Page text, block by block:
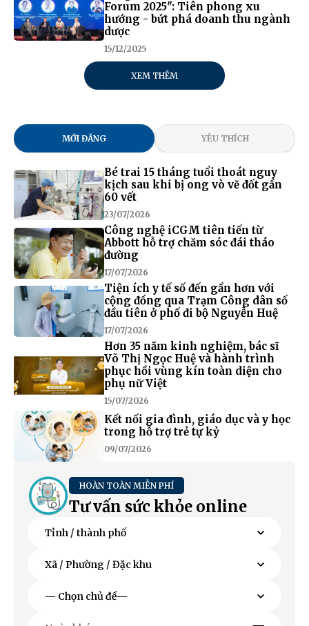
Forum 2025": Tiên phong xu
hướng - bứt phá doanh thu ngành
dược
15/12/2025
XEM THÊM
MỚI ĐĂNG YÊU THÍCH
Bé trai 15 tháng tuổi thoát nguy
kịch sau khi bị ong vò vẽ đốt gần
60 vết
23/07/2026
Công nghệ iCGM tiên tiến từ
Abbott hỗ trợ chăm sóc đái tháo
đường
17/07/2026
Tiện ích y tế số đến gần hơn với
cộng đồng qua Trạm Công dân số
đầu tiên ở phố đi bộ Nguyễn Huệ
17/07/2026
Hơn 35 năm kinh nghiệm, bác sĩ
Võ Thị Ngọc Huệ và hành trình
phục hồi vùng kín toàn diện cho
phụ nữ Việt
15/07/2026
Kết nối gia đình, giáo dục và y học
trong hỗ trợ trẻ tự kỷ
09/07/2026
HOÀN TOÀN MIỄN PHÍ
Tư vấn sức khỏe online